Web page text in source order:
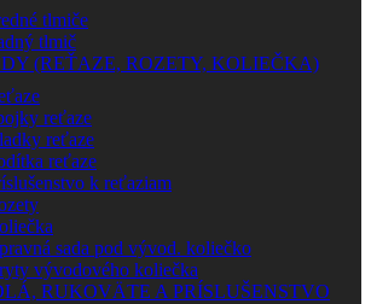
tlmiče
tlmič
(REŤAZE, ROZETY, KOLIEČKA)
reťaze
reťaze
reťaze
k reťaziam
sada pod vývod. koliečko
vývodového koliečka
RUKOVÄTE A PRÍSLUŠENSTVO